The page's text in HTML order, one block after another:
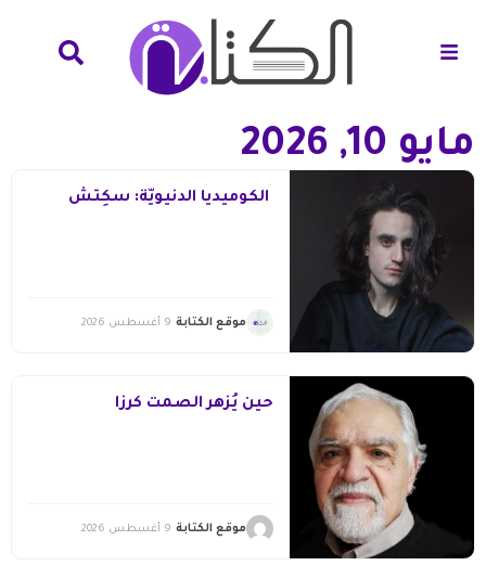
مايو 10, 2026
الكوميديا الدنيويّة: سكِتْش
موقع الكتابة 9 أغسطس 2026
حين يُزهر الصمت كرزًا
موقع الكتابة 9 أغسطس 2026